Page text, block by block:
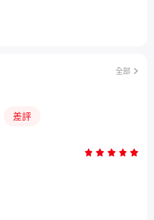
全部
差評